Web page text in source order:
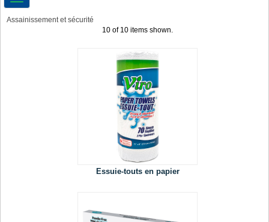
navigation
Assainissement et sécurité
10 of 10 items shown.
Essuie-touts en papier